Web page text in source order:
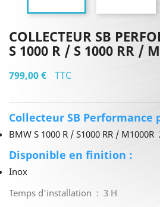
COLLECTEUR SB
S 1000 R / S 1000 RR /
799,00 € TTC
Collecteur SB Performance
BMW S 1000 R / S1000 RR /
Disponible en finition :
Inox
Temps d'installation : 3 H